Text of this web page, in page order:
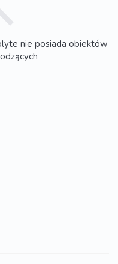
nie posiada obiektów